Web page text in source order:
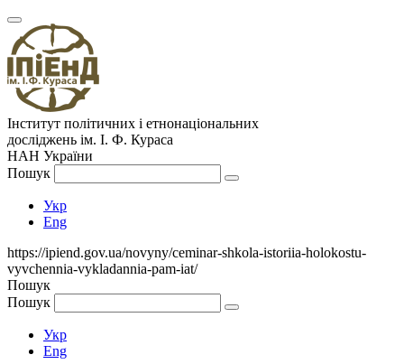
Інститут політичних і етнонаціональних
досліджень ім. І. Ф. Кураса
НАН України
Пошук
Укр
Eng
https://ipiend.gov.ua/novyny/ceminar-shkola-istoriia-holokostu-
vyvchennia-vykladannia-pam-iat/
Пошук
Пошук
Укр
Eng